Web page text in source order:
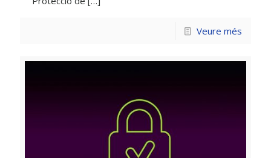
Veure més